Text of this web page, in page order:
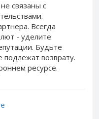
связаны c
Всегда
- уделите
Будьте
возврату.
ресурсе.